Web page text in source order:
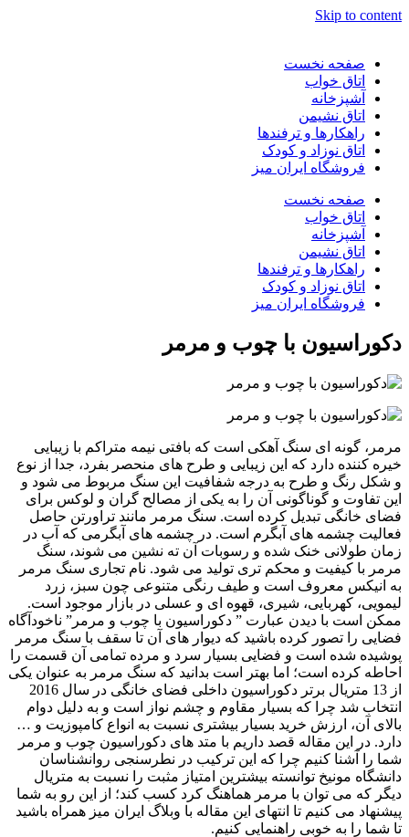
Skip to content
صفحه نخست
اتاق خواب
آشپزخانه
اتاق نشیمن
راهکارها و ترفندها
اتاق نوزاد و کودک
فروشگاه ایران میز
صفحه نخست
اتاق خواب
آشپزخانه
اتاق نشیمن
راهکارها و ترفندها
اتاق نوزاد و کودک
فروشگاه ایران میز
دکوراسیون با چوب و مرمر
مرمر، گونه ای سنگ آهکی است که بافتی نیمه متراکم با زیبایی
خیره کننده دارد که این زیبایی و طرح های منحصر بفرد، جدا از نوع
و شکل رنگ و طرح به درجه شفافیت این سنگ مربوط می شود و
این تفاوت و گوناگونی آن را به یکی از مصالح گران و لوکس برای
فضای خانگی تبدیل کرده است. سنگ مرمر مانند تراورتن حاصل
فعالیت چشمه های آبگرم است. در چشمه های آبگرمی که آب در
زمان طولانی خنک شده و رسوبات آن ته نشین می شوند، سنگ
مرمر با کیفیت و محکم تری تولید می شود. نام تجاری سنگ مرمر
به انیکس معروف است و طیف رنگی متنوعی چون سبز، زرد
لیمویی، کهربایی، شیری، قهوه ای و عسلی در بازار موجود است.
ممکن است با دیدن عبارت ” دکوراسیون با چوب و مرمر” ناخودآگاه
فضایی را تصور کرده باشید که دیوار های آن تا سقف با سنگ مرمر
پوشیده شده است و فضایی بسیار سرد و مرده تمامی آن قسمت را
احاطه کرده است؛ اما بهتر است بدانید که سنگ مرمر به عنوان یکی
از 13 متریال برتر دکوراسیون داخلی فضای خانگی در سال 2016
انتخاب شد چرا که بسیار مقاوم و چشم نواز است و به دلیل دوام
بالای آن، ارزش خرید بسیار بیشتری نسبت به انواع کامپوزیت و …
دارد. در این مقاله قصد داریم با متد های دکوراسیون چوب و مرمر
شما را آشنا کنیم چرا که این ترکیب در نطرسنجی روانشناسان
دانشگاه مونیخ توانسته بیشترین امتیاز مثبت را نسبت به متریال
دیگر که می توان با مرمر هماهنگ کرد کسب کند؛ از این رو به شما
پیشنهاد می کنیم تا انتهای این مقاله با وبلاگ ایران میز همراه باشید
تا شما را به خوبی راهنمایی کنیم.